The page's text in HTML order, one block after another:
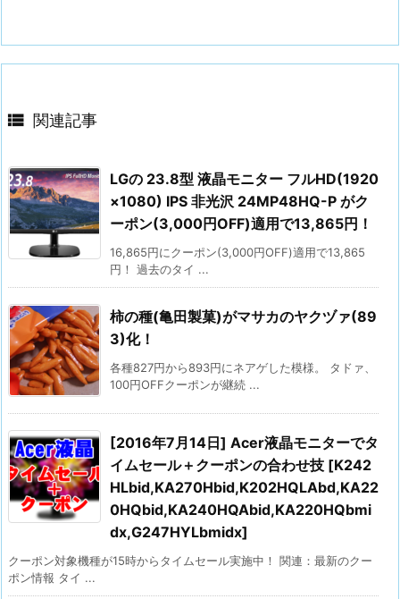
 関連記事
LGの 23.8型 液晶モニター フルHD(1920
×1080) IPS 非光沢 24MP48HQ-P がク
ーポン(3,000円OFF)適用で13,865円！
16,865円にクーポン(3,000円OFF)適用で13,865
円！ 過去のタイ ...
柿の種(亀田製菓)がマサカのヤクヅァ(89
3)化！
各種827円から893円にネアゲした模様。 タドァ、
100円OFFクーポンが継続 ...
[2016年7月14日] Acer液晶モニターでタ
イムセール＋クーポンの合わせ技 [K242
HLbid,KA270Hbid,K202HQLAbd,KA22
0HQbid,KA240HQAbid,KA220HQbmi
dx,G247HYLbmidx]
クーポン対象機種が15時からタイムセール実施中！ 関連：最新のクー
ポン情報 タイ ...